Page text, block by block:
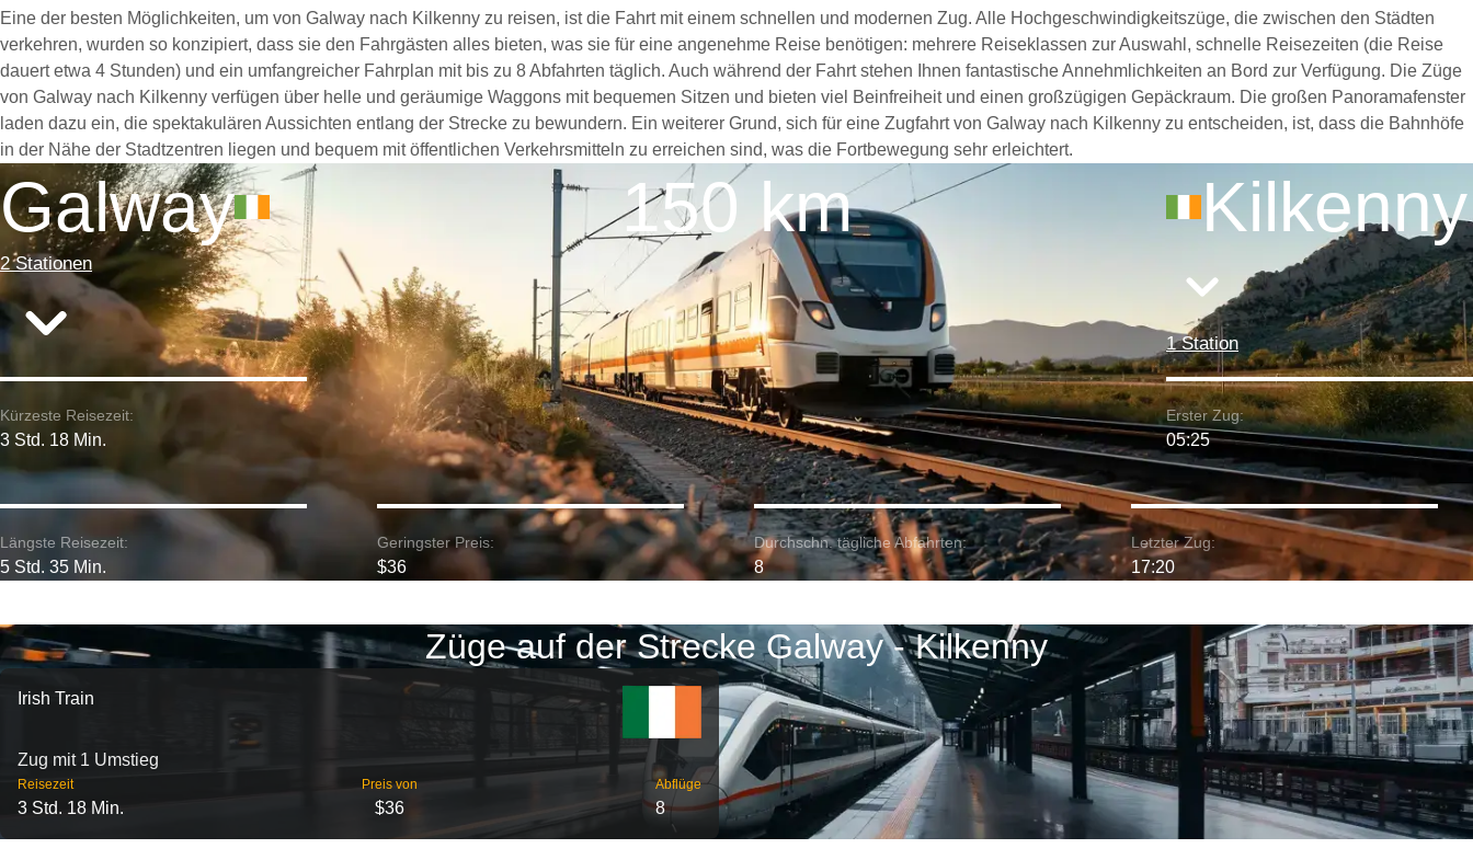
Eine der besten Möglichkeiten, um von Galway nach Kilkenny zu reisen, ist die Fahrt mit einem schnellen und modernen Zug. Alle Hochgeschwindigkeitszüge, die zwischen den Städten
verkehren, wurden so konzipiert, dass sie den Fahrgästen alles bieten, was sie für eine angenehme Reise benötigen: mehrere Reiseklassen zur Auswahl, schnelle Reisezeiten (die Reise
dauert etwa 4 Stunden) und ein umfangreicher Fahrplan mit bis zu 8 Abfahrten täglich. Auch während der Fahrt stehen Ihnen fantastische Annehmlichkeiten an Bord zur Verfügung. Die Züge
von Galway nach Kilkenny verfügen über helle und geräumige Waggons mit bequemen Sitzen und bieten viel Beinfreiheit und einen großzügigen Gepäckraum. Die großen Panoramafenster
laden dazu ein, die spektakulären Aussichten entlang der Strecke zu bewundern. Ein weiterer Grund, sich für eine Zugfahrt von Galway nach Kilkenny zu entscheiden, ist, dass die Bahnhöfe
in der Nähe der Stadtzentren liegen und bequem mit öffentlichen Verkehrsmitteln zu erreichen sind, was die Fortbewegung sehr erleichtert.
Galway
2 Stationen
150 km Kilkenny
1 Station
Kürzeste Reisezeit:
3 Std. 18 Min.
Erster Zug:
05:25
Längste Reisezeit:
5 Std. 35 Min.
Geringster Preis:
$36
Durchschn. tägliche Abfahrten:
8
Letzter Zug:
17:20
Züge auf der Strecke Galway - Kilkenny
Irish Train
Zug mit 1 Umstieg
Reisezeit
3 Std. 18 Min.
Preis von
$36
Abflüge
8